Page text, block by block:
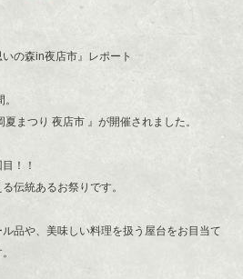
の森in夜店市』レポート
まつり 夜店市 』が開催されました。
！！
伝統あるお祭りです。
品や、美味しい料理を扱う屋台をお目当て